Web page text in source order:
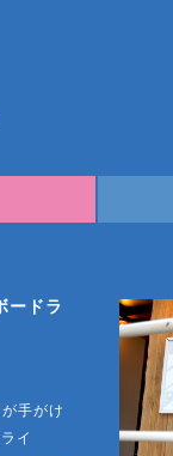
ードラ
手がけ
イ